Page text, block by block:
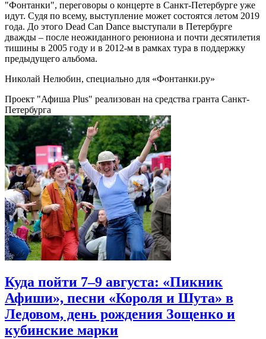
"Фонтанки", переговоры о концерте в Санкт-Петербурге уже
идут. Судя по всему, выступление может состоятся летом 2019
года. До этого Dead Can Dance выступали в Петербурге
дважды – после неожиданного реюниона и почти десятилетия
тишины в 2005 году и в 2012-м в рамках тура в поддержку
предыдущего альбома.
Николай Нелюбин, специально для «Фонтанки.ру»
Проект "Афиша Plus" реализован на средства гранта Санкт-
Петербурга
Куда пойти 7–9 августа: «Пикник
Афиши», песни «Короля и Шута» в
Ледовом, день рождения Зощенко и
кубинские марки